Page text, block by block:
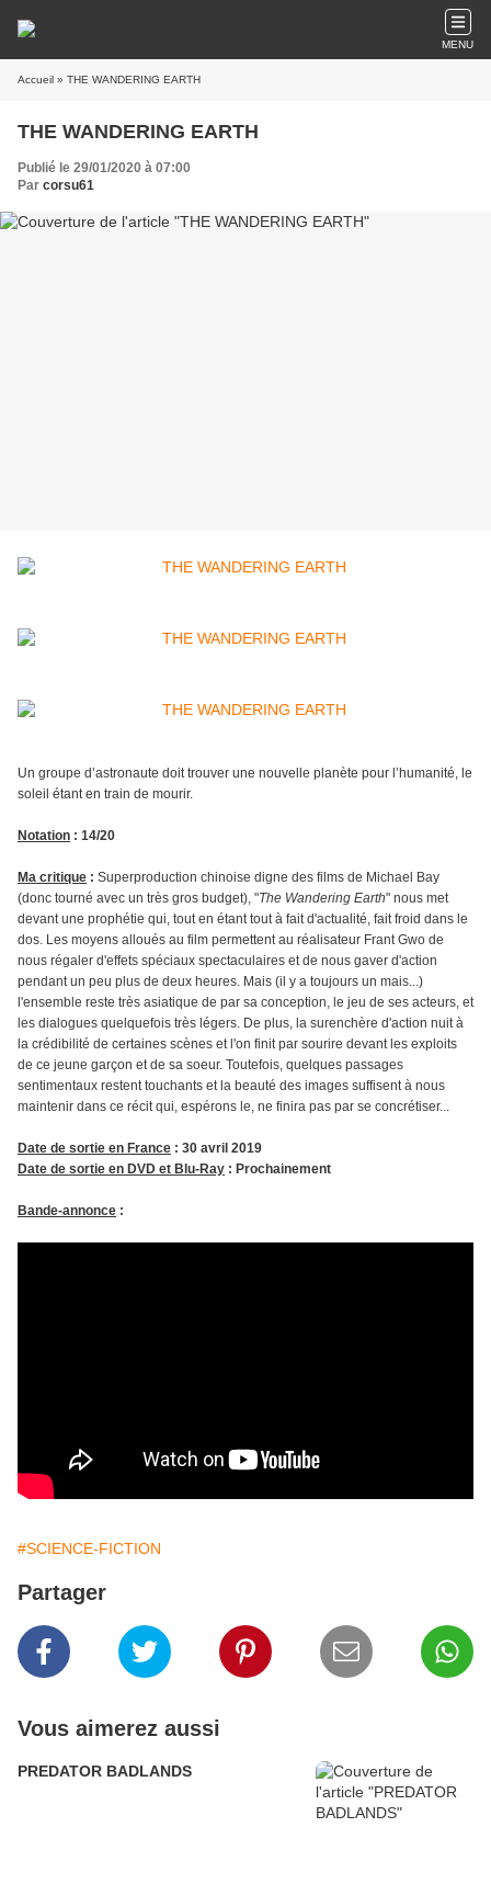
MENU
Accueil » THE WANDERING EARTH
THE WANDERING EARTH
Publié le 29/01/2020 à 07:00
Par corsu61
Un groupe d’astronaute doit trouver une nouvelle planète pour l’humanité, le
soleil étant en train de mourir.
Notation : 14/20
Ma critique : Superproduction chinoise digne des films de Michael Bay
(donc tourné avec un très gros budget), "The Wandering Earth" nous met
devant une prophétie qui, tout en étant tout à fait d'actualité, fait froid dans le
dos. Les moyens alloués au film permettent au réalisateur Frant Gwo de
nous régaler d'effets spéciaux spectaculaires et de nous gaver d'action
pendant un peu plus de deux heures. Mais (il y a toujours un mais...)
l'ensemble reste très asiatique de par sa conception, le jeu de ses acteurs, et
les dialogues quelquefois très légers. De plus, la surenchère d'action nuit à
la crédibilité de certaines scènes et l'on finit par sourire devant les exploits
de ce jeune garçon et de sa soeur. Toutefois, quelques passages
sentimentaux restent touchants et la beauté des images suffisent à nous
maintenir dans ce récit qui, espérons le, ne finira pas par se concrétiser...
Date de sortie en France : 30 avril 2019
Date de sortie en DVD et Blu-Ray : Prochainement
Bande-annonce :
#SCIENCE-FICTION
Partager
Vous aimerez aussi
PREDATOR BADLANDS